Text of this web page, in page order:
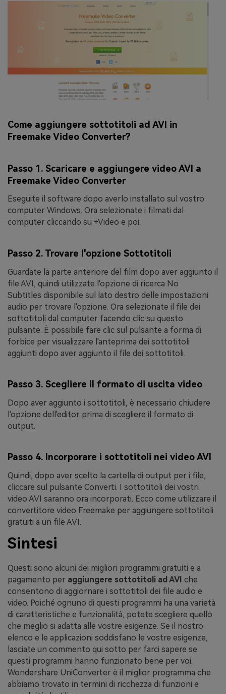
Come aggiungere sottotitoli ad AVI in
Freemake Video Converter?
Passo 1. Scaricare e aggiungere video AVI a
Freemake Video Converter
Eseguite il software dopo averlo installato sul vostro
computer Windows. Ora selezionate i filmati dal
computer cliccando su +Video e poi.
Passo 2. Trovare l'opzione Sottotitoli
Guardate la parte anteriore del film dopo aver aggiunto il
file AVI, quindi utilizzate l'opzione di ricerca No
Subtitles disponibile sul lato destro delle impostazioni
audio per trovare l'opzione. Ora selezionate il file dei
sottotitoli dal computer facendo clic su questo
pulsante. È possibile fare clic sul pulsante a forma di
forbice per visualizzare l'anteprima dei sottotitoli
aggiunti dopo aver aggiunto il file dei sottotitoli.
Passo 3. Scegliere il formato di uscita video
Dopo aver aggiunto i sottotitoli, è necessario chiudere
l'opzione dell'editor prima di scegliere il formato di
output.
Passo 4. Incorporare i sottotitoli nei video AVI
Quindi, dopo aver scelto la cartella di output per i file,
cliccare sul pulsante Converti. I sottotitoli dei vostri
video AVI saranno ora incorporati. Ecco come utilizzare il
convertitore video Freemake per aggiungere sottotitoli
gratuiti a un file AVI.
Sintesi
Questi sono alcuni dei migliori programmi gratuiti e a
pagamento per aggiungere sottotitoli ad AVI che
consentono di aggiornare i sottotitoli dei file audio e
video. Poiché ognuno di questi programmi ha una varietà
di caratteristiche e funzionalità, potete scegliere quello
che meglio si adatta alle vostre esigenze. Se il nostro
elenco e le applicazioni soddisfano le vostre esigenze,
lasciate un commento qui sotto per farci sapere se
questi programmi hanno funzionato bene per voi.
Wondershare UniConverter è il miglior programma che
abbiamo trovato in termini di ricchezza di funzioni e